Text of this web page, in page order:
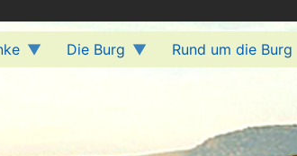
Die Burg Rund um die Burg